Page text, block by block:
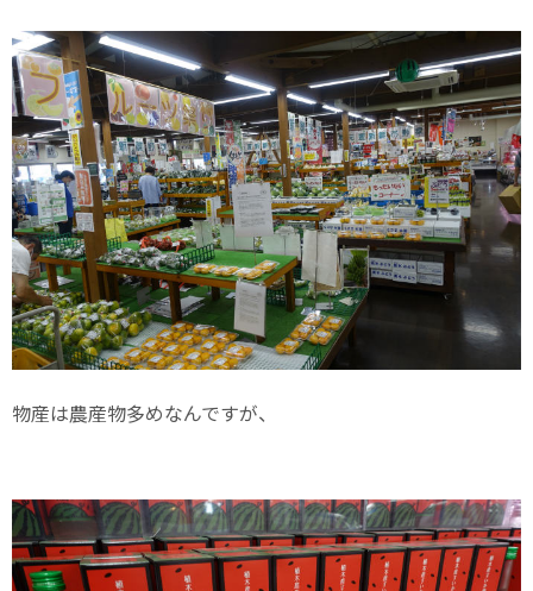
物産は農産物多めなんですが、